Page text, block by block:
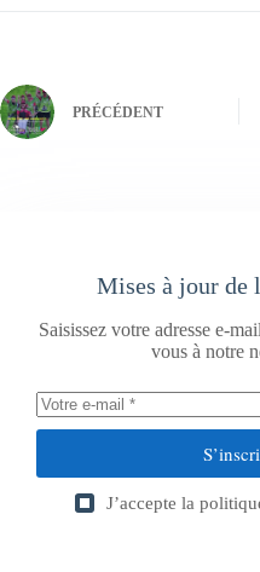
PRÉCÉDENT
Mises à jour de
Saisissez votre adresse e-
vous à notre
J’accepte la